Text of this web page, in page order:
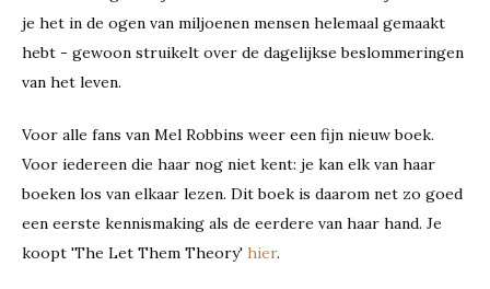
je het in de ogen van miljoenen mensen helemaal gemaakt
hebt - gewoon struikelt over de dagelijkse beslommeringen
van het leven.
Voor alle fans van Mel Robbins weer een fijn nieuw boek.
Voor iedereen die haar nog niet kent: je kan elk van haar
boeken los van elkaar lezen. Dit boek is daarom net zo goed
een eerste kennismaking als de eerdere van haar hand. Je
koopt 'The Let Them Theory' hier.